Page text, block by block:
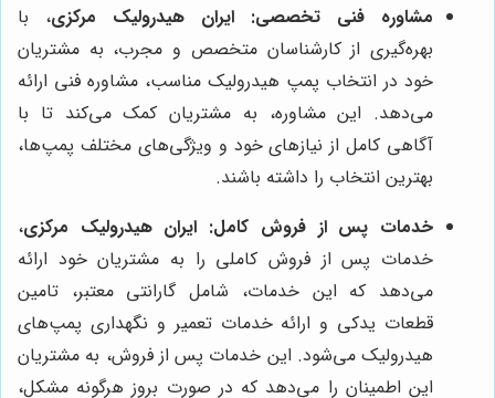
مشاوره فنی تخصصی:
ایران هیدرولیک مرکزی، با
بهره‌گیری از کارشناسان متخصص و مجرب، به مشتریان
خود در انتخاب پمپ هیدرولیک مناسب، مشاوره فنی ارائه
می‌دهد. این مشاوره، به مشتریان کمک می‌کند تا با
آگاهی کامل از نیازهای خود و ویژگی‌های مختلف پمپ‌ها،
بهترین انتخاب را داشته باشند.
خدمات پس از فروش کامل: ایران هیدرولیک مرکزی،
خدمات پس از فروش کاملی را به مشتریان خود ارائه
می‌دهد که این خدمات، شامل گارانتی معتبر، تامین
قطعات یدکی و ارائه خدمات تعمیر و نگهداری پمپ‌های
هیدرولیک می‌شود. این خدمات پس از فروش، به مشتریان
این اطمینان را می‌دهد که در صورت بروز هرگونه مشکل،